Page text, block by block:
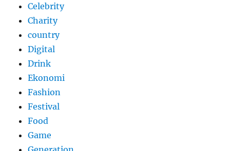
Celebrity
Charity
country
Digital
Drink
Ekonomi
Fashion
Festival
Food
Game